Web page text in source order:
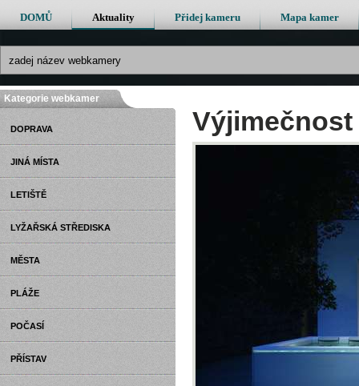
DOMŮ Aktuality Přidej kameru Mapa kamer
Kategorie webkamer
DOPRAVA
JINÁ MÍSTA
LETIŠTĚ
LYŽAŘSKÁ STŘEDISKA
MĚSTA
PLÁŽE
POČASÍ
PŘÍSTAV